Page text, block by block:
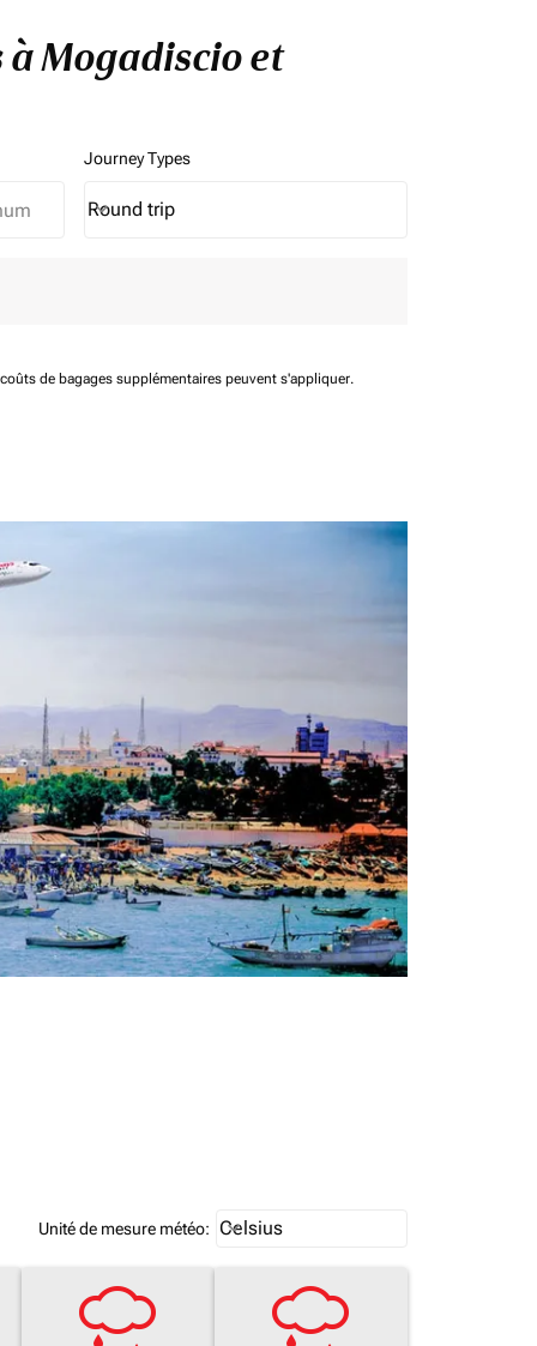
à Mogadiscio et
Journey Types
Journey Types option Round trip Selected
Round trip
keyboard_arrow_down
de bagages supplémentaires peuvent s'appliquer.
Unité de mesure météo: Weather unit option Celsius
Celsius
keyboard_arrow_down